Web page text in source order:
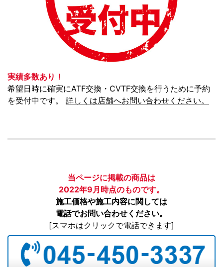
実績多数あり！
希望日時に確実にATF交換・CVTF交換を行うために予約
を受付中です。 詳しくは店舗へお問い合わせください。
当ページに掲載の商品は
2022年9月時点のものです。
施工価格や施工内容に関しては
電話でお問い合わせください。
[スマホはクリックで電話できます]